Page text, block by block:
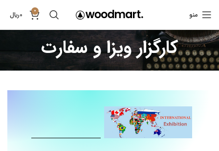
منو 0
0﷼
کارگزار ویزا و سفارت